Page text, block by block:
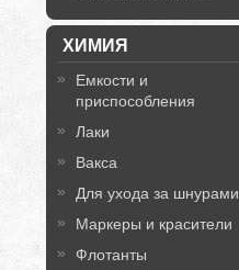
ХИМИЯ
Емкости и
приспособления
Лаки
Вакса
Для ухода за шнурами
Маркеры и красители
Флотанты